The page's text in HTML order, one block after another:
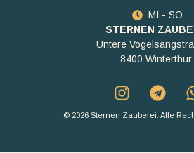
MI - SO
STERNEN
Untere
8400 Winterthur
© 2026 Sternen Zauberei. Alle